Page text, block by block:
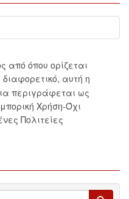
από όπου ορίζεται
διαφορετικό, αυτή η
περιγράφεται ως
Χρήση-Όχι
Πολιτείες